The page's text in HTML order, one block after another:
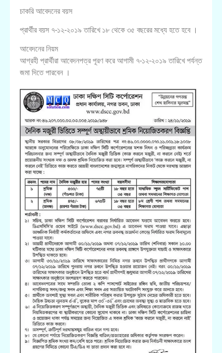
চাকরি আবেদনের বয়স
প্রার্থীর বয়স ৭-১২-২০১৯ তারিখে ১৮ থেকে ৩৫ বছরের মধ্যে হতে হবে ।
আবেদনের নিয়ম
আগ্রহী প্রার্থীরা আবেদনপত্র পূরণ করে আগামী ৭-১২-২০১৯ তারিখে পর্যন্ত
জমা দিতে পারবেন ।